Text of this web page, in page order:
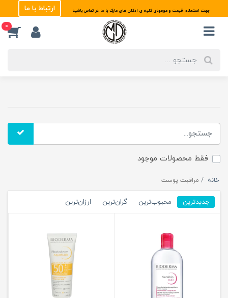
جهت استعلام قیمت و موجودی کلیه ی ادکلن های مارک با ما در تماس باشید ارتباط با ما
0
فقط محصولات موجود
خانه مراقبت پوست
جدیدترین محبوب‌ترین گران‌ترین ارزان‌ترین